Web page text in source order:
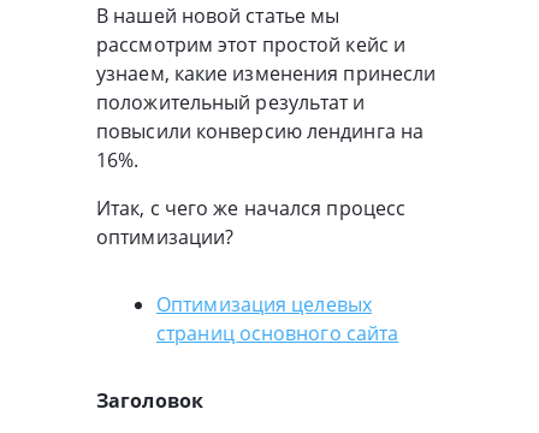
В нашей новой статье мы
рассмотрим этот простой кейс и
узнаем, какие изменения принесли
положительный результат и
повысили конверсию лендинга на
16%.
Итак, с чего же начался процесс
оптимизации?
Оптимизация целевых
страниц основного сайта
Заголовок